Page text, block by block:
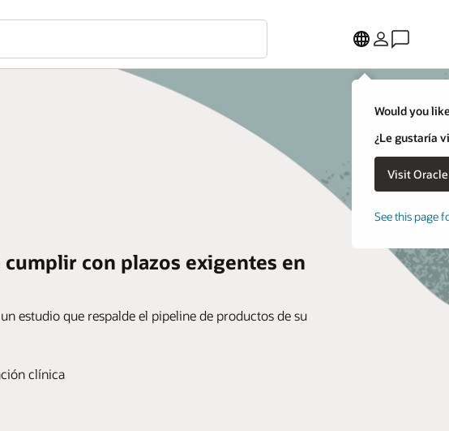
Would you
¿Le gustaría
See this page
con plazos exigentes en
estudio que respalde el pipeline de productos de su
clínica